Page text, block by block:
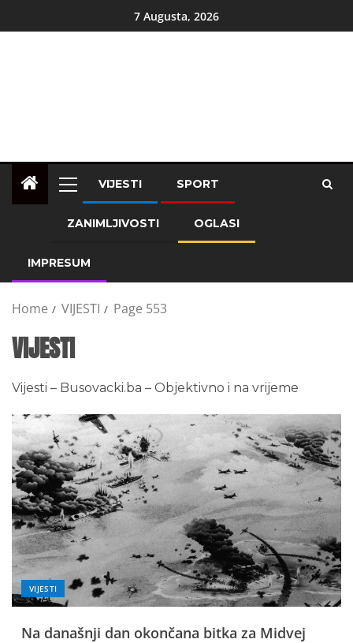
7 Augusta, 2026
VIJESTI SPORT
ZANIMLJIVOSTI OGLASI
IMPRESUM
Home VIJESTI Page 553
VIJESTI
Vijesti – Busovacki.ba – Objektivno i na vrijeme
VIJESTI
Na današnji dan okončana bitka za Midvej